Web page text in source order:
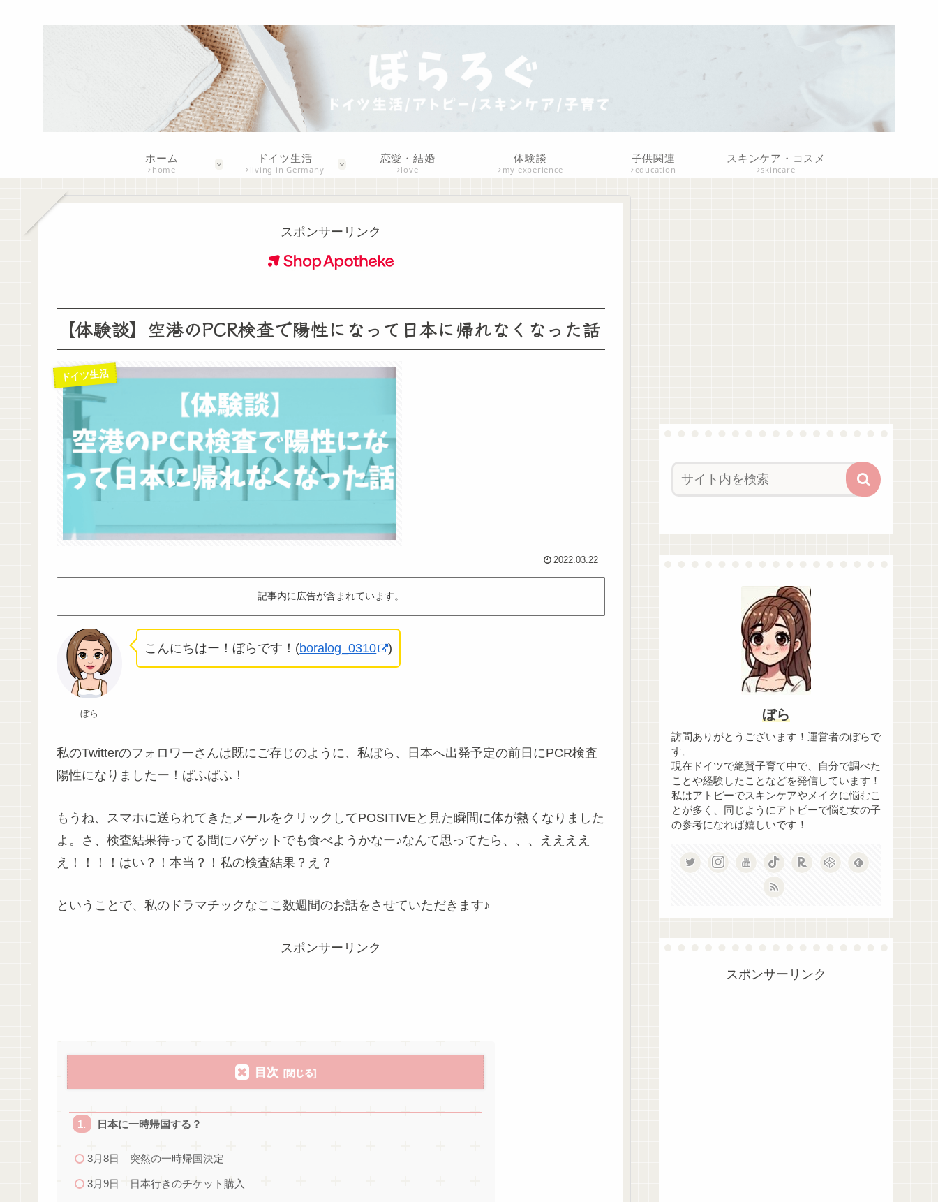
ホーム
home
ドイツ生活
living in Germany
恋愛・結婚
love
体験談
my experience
子供関連
education
スキンケア・コスメ
skincare
スポンサーリンク
【体験談】空港のPCR検査で陽性になって日本に帰れなくなった話
ドイツ生活
2022.03.22
記事内に広告が含まれています。
ぼら
こんにちはー！ぼらです！(boralog_0310 )
私のTwitterのフォロワーさんは既にご存じのように、私ぼら、日本へ出発予定の前日にPCR検査
陽性になりましたー！ぱふぱふ！
もうね、スマホに送られてきたメールをクリックしてPOSITIVEと見た瞬間に体が熱くなりました
よ。さ、検査結果待ってる間にバゲットでも食べようかなー♪なんて思ってたら、、、ええええ
え！！！！はい？！本当？！私の検査結果？え？
ということで、私のドラマチックなここ数週間のお話をさせていただきます♪
スポンサーリンク
目次
日本に一時帰国する？
3月8日 突然の一時帰国決定
3月9日 日本行きのチケット購入
ぼら
訪問ありがとうございます！運営者のぼらで
す。
現在ドイツで絶賛子育て中で、自分で調べた
ことや経験したことなどを発信しています！
私はアトピーでスキンケアやメイクに悩むこ
とが多く、同じようにアトピーで悩む女の子
の参考になれば嬉しいです！
スポンサーリンク